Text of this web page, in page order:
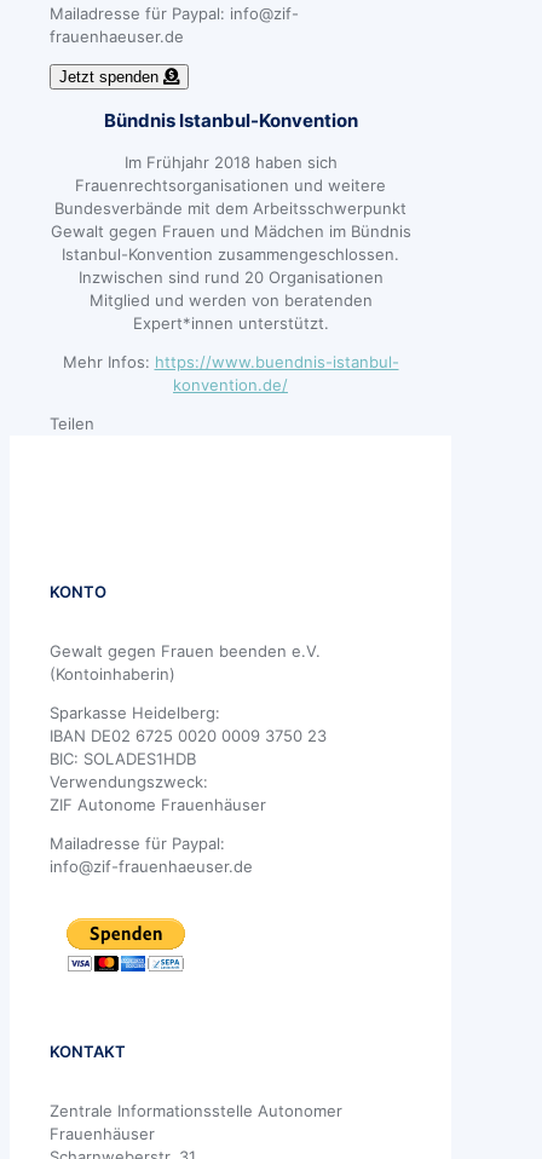
Mailadresse für Paypal: info@zif-
frauenhaeuser.de
Jetzt spenden
Bündnis Istanbul-Konvention
Im Frühjahr 2018 haben sich
Frauenrechtsorganisationen und weitere
Bundesverbände mit dem Arbeitsschwerpunkt
Gewalt gegen Frauen und Mädchen im Bündnis
Istanbul-Konvention zusammengeschlossen.
Inzwischen sind rund 20 Organisationen
Mitglied und werden von beratenden
Expert*innen unterstützt.
Mehr Infos: https://www.buendnis-istanbul-
konvention.de/
Teilen
KONTO
Gewalt gegen Frauen beenden e.V.
(Kontoinhaberin)
Sparkasse Heidelberg:
IBAN DE02 6725 0020 0009 3750 23
BIC: SOLADES1HDB
Verwendungszweck:
ZIF Autonome Frauenhäuser
Mailadresse für Paypal:
info@zif-frauenhaeuser.de
KONTAKT
Zentrale Informationsstelle Autonomer
Frauenhäuser